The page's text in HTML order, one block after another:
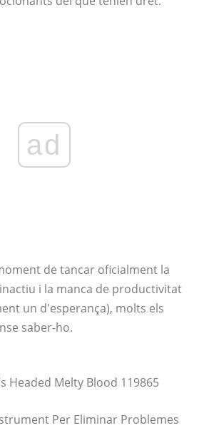
ad
de tancar oficialment la
i la manca de productivitat
un d'esperança), molts els
saber-ho.
Headed Melty Blood 119865
Per Eliminar Problemes